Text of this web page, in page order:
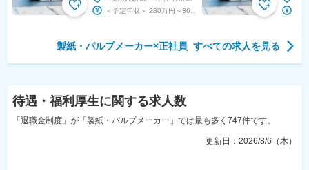
週休二日制／家族・住宅手
なし／
製紙・パルプメーカー×正社員 すべての求人を見る
待遇・福利厚生に関する求人数
「退職金制度」が「製紙・パルプメーカー」では最も多く747件です。
更新日： 2026/8/6（木）